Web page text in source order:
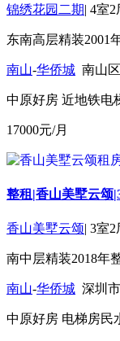
锦绣花园二期| 4室2
东南高层精装2001
南山-华侨城 南山
中原好房 近地铁电
17000元/月
整租|香山美墅云颂
香山美墅云颂| 3室2
南中层精装2018年
南山-华侨城 深圳
中原好房 电梯房民